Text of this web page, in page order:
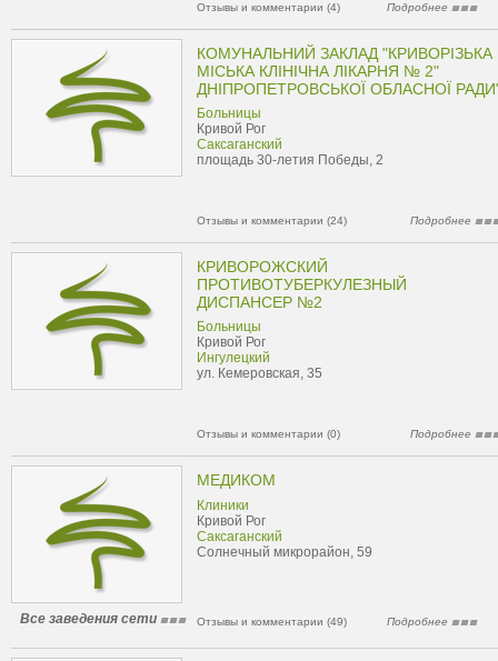
Отзывы и комментарии (4) Подробнее
КОМУНАЛЬНИЙ ЗАКЛАД "КРИВОРІЗЬКА
МІСЬКА КЛІНІЧНА ЛІКАРНЯ № 2"
ДНІПРОПЕТРОВСЬКОЇ ОБЛАСНОЇ
Больницы
Кривой Рог
Саксаганский
площадь 30-летия Победы, 2
Отзывы и комментарии (24) Подробнее
КРИВОРОЖСКИЙ
ПРОТИВОТУБЕРКУЛЕЗНЫЙ
ДИСПАНСЕР №2
Больницы
Кривой Рог
Ингулецкий
ул. Кемеровская, 35
Отзывы и комментарии (0) Подробнее
МЕДИКОМ
Клиники
Кривой Рог
Саксаганский
Солнечный микрорайон, 59
Все заведения сети Отзывы и комментарии (49) Подробнее